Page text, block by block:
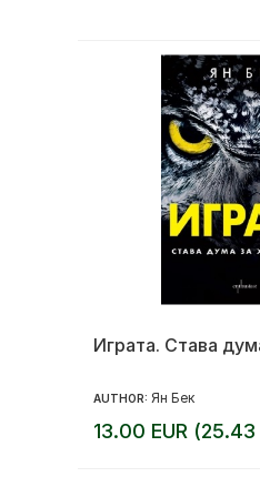
Играта. Става
AUTHOR: Ян Бек
13.00 EUR (25.43